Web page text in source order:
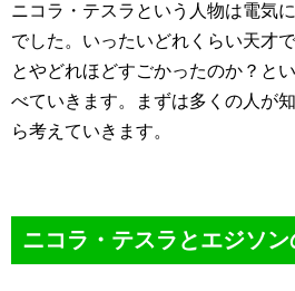
ニコラ・テスラという人物は電気
でした。いったいどれくらい天才
とやどれほどすごかったのか？と
べていきます。まずは多くの人が
ら考えていきます。
ニコラ・テスラとエジソン